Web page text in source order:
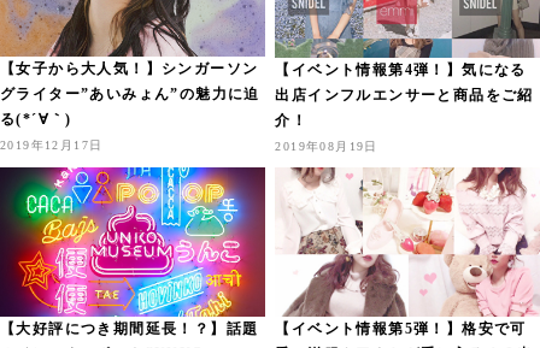
【女子から大人気！】シンガーソン
グライター”あいみょん”の魅力に迫
る(*´∀｀)
2019年12月17日
【イベント情報第4弾！】気になる
出店インフルエンサーと商品をご紹
介！
2019年08月19日
【大好評につき期間延長！？】話題
【イベント情報第5弾！】格安で可